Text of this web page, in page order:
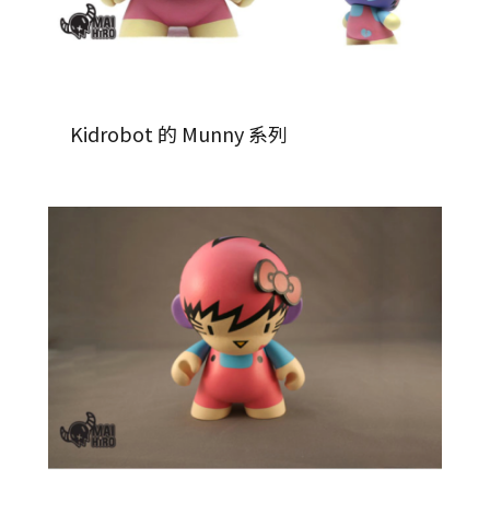
Kidrobot 的 Munny 系列